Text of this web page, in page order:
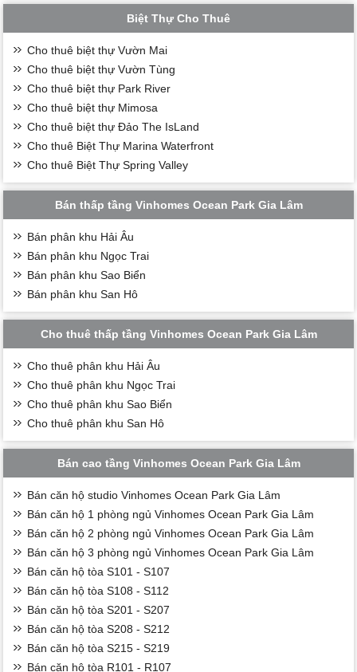
Biệt Thự Cho Thuê
Cho thuê biệt thự Vườn Mai
Cho thuê biệt thự Vườn Tùng
Cho thuê biệt thự Park River
Cho thuê biệt thự Mimosa
Cho thuê biệt thự Đảo The IsLand
Cho thuê Biệt Thự Marina Waterfront
Cho thuê Biệt Thự Spring Valley
Bán thấp tầng Vinhomes Ocean Park Gia Lâm
Bán phân khu Hải Âu
Bán phân khu Ngọc Trai
Bán phân khu Sao Biển
Bán phân khu San Hô
Cho thuê thấp tầng Vinhomes Ocean Park Gia Lâm
Cho thuê phân khu Hải Âu
Cho thuê phân khu Ngọc Trai
Cho thuê phân khu Sao Biển
Cho thuê phân khu San Hô
Bán cao tầng Vinhomes Ocean Park Gia Lâm
Bán căn hộ studio Vinhomes Ocean Park Gia Lâm
Bán căn hộ 1 phòng ngủ Vinhomes Ocean Park Gia Lâm
Bán căn hộ 2 phòng ngủ Vinhomes Ocean Park Gia Lâm
Bán căn hộ 3 phòng ngủ Vinhomes Ocean Park Gia Lâm
Bán căn hộ tòa S101 - S107
Bán căn hộ tòa S108 - S112
Bán căn hộ tòa S201 - S207
Bán căn hộ tòa S208 - S212
Bán căn hộ tòa S215 - S219
Bán căn hộ tòa R101 - R107